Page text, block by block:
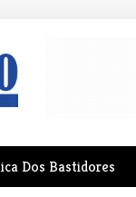
Dos Bastidores